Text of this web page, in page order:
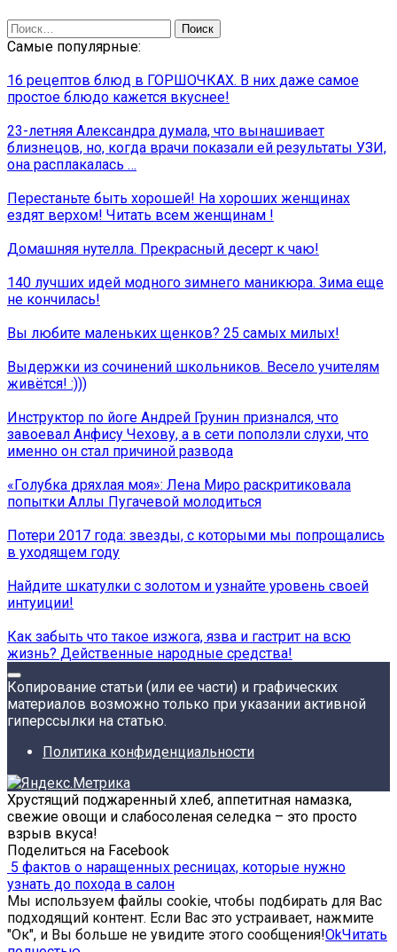
Найти:
Самые популярные:
16 рецептов блюд в ГОРШОЧКАХ. В них даже самое
простое блюдо кажется вкуснее!
23-летняя Александра думала, что вынашивает
близнецов, но, когда врачи показали ей результаты УЗИ,
она расплакалась …
Перестаньте быть хорошей! На хороших женщинах
ездят верхом! Читать всем женщинам !
Домашняя нутелла. Прекрасный десерт к чаю!
140 лучших идей модного зимнего маникюра. Зима еще
не кончилась!
Вы любите маленьких щенков? 25 самых милых!
Выдержки из сочинений школьников. Весело учителям
живётся! :)))
Инструктор по йоге Андрей Грунин признался, что
завоевал Анфису Чехову, а в сети поползли слухи, что
именно он стал причиной развода
«Голубка дряхлая моя»: Лена Миро раскритиковала
попытки Аллы Пугачевой молодиться
Потери 2017 года: звезды, с которыми мы попрощались
в уходящем году
Найдите шкатулки с золотом и узнайте уровень своей
интуиции!
Как забыть что такое изжога, язва и гастрит на всю
жизнь? Действенные народные средства!
Копирование статьи (или ее части) и графических
материалов возможно только при указании активной
гиперссылки на статью.
Политика конфиденциальности
Хрустящий поджаренный хлеб, аппетитная намазка,
свежие овощи и слабосоленая селедка – это просто
взрыв вкуса!
Поделиться на Facebook
5 фактов о наращенных ресницах, которые нужно
узнать до похода в салон
Мы используем файлы cookie, чтобы подбирать для Вас
подходящий контент. Если Вас это устраивает, нажмите
"Ок", и Вы больше не увидите этого сообщения!OkЧитать